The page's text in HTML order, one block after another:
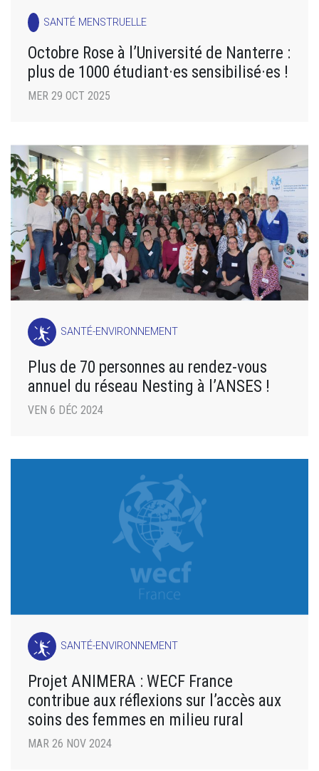
SANTÉ MENSTRUELLE
Octobre Rose à l’Université de Nanterre :
plus de 1000 étudiant·es sensibilisé·es !
MER 29 OCT 2025
SANTÉ-ENVIRONNEMENT
Plus de 70 personnes au rendez-vous
annuel du réseau Nesting à l’ANSES !
VEN 6 DÉC 2024
SANTÉ-ENVIRONNEMENT
Projet ANIMERA : WECF France
contribue aux réflexions sur l’accès aux
soins des femmes en milieu rural
MAR 26 NOV 2024